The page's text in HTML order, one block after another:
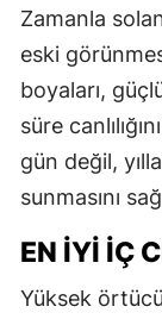
Zamanla
eski
boyaları,
süre
gün değil,
sunmasını
EN İYI İÇ
Yüksek